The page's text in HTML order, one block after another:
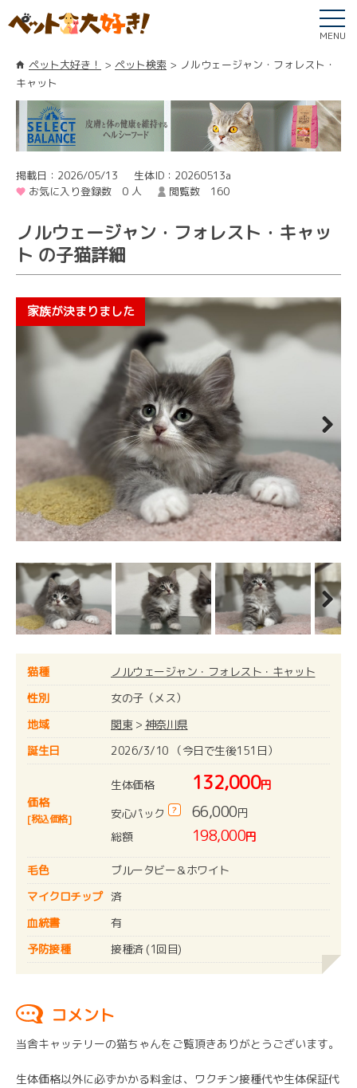
MENU
ペット大好き！ ペット検索
ノルウェージャン・フォレスト・
キャット
掲載日：2026/05/13
生体ID：20260513a
お気に入り登録数 0 人
閲覧数 160
ノルウェージャン・フォレスト・キャッ
ト の子猫詳細
Next
猫種
ノルウェージャン・フォレスト・キャット
性別
女の子（メス）
地域
関東> 神奈川県
誕生日
2026/3/10 （今日で生後151日）
価格
[税込価格]
生体価格 132,000円
安心パック
? 66,000円
総額
198,000円
毛色
ブルータビー＆ホワイト
マイクロチップ 済
血統書
有
予防接種
接種済 (1回目)
コメント
当舎キャッテリーの猫ちゃんをご覧頂きありがとうございます。
生体価格以外に必ずかかる料金は、ワクチン接種代や生体保証代